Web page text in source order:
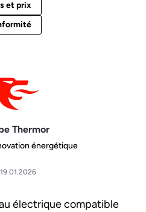
et prix
Thermor
énergétique
électrique compatible